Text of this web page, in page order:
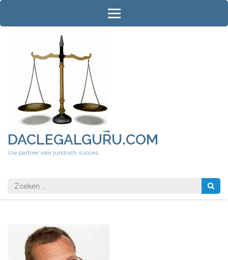
Ga
inhoud
DACLEGALGURU.COM
Uw partner voor juridisch succes
Zoeken
naar: